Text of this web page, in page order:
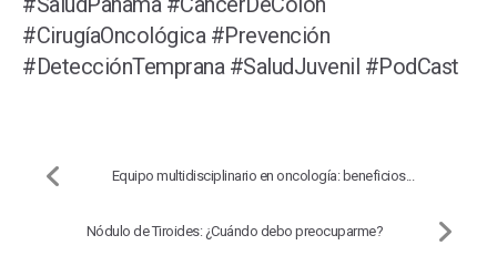
#CirugíaOncológica #Prevención
#DetecciónTemprana #SaludJuvenil #PodCast
Equipo multidisciplinario en oncología: beneficios...
Nódulo de Tiroides: ¿Cuándo debo preocuparme?